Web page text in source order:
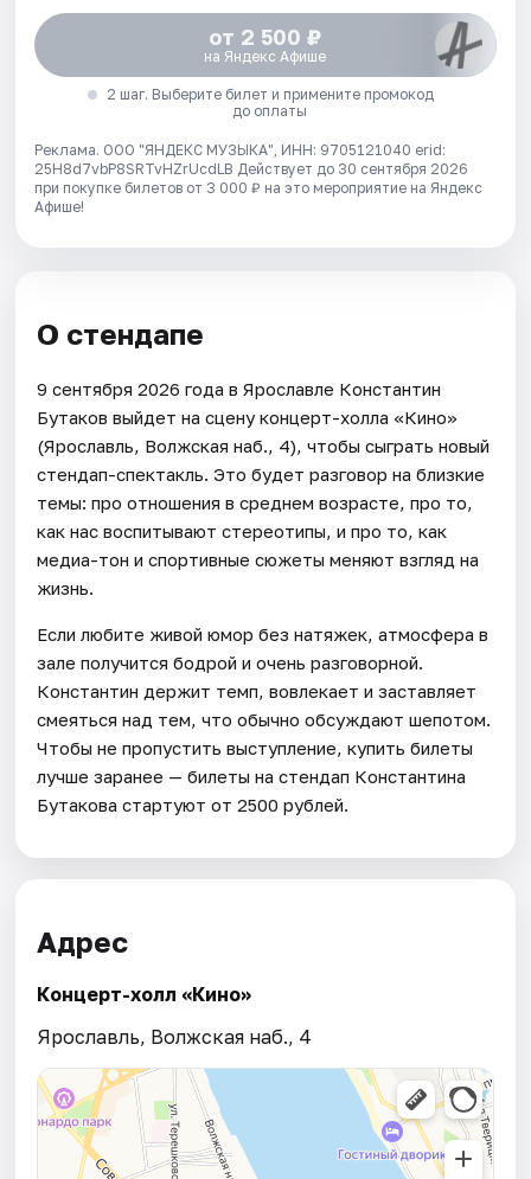
от 2 500 ₽
на Яндекс Афише
2 шаг. Выберите билет и примените промокод
до оплаты
Реклама. ООО "ЯНДЕКС МУЗЫКА", ИНН: 9705121040 erid:
25H8d7vbP8SRTvHZrUcdLB Действует до 30 сентября 2026
при покупке билетов от 3 000 ₽ на это мероприятие на Яндекс
Афише!
О стендапе
9 сентября 2026 года в Ярославле Константин
Бутаков выйдет на сцену концерт-холла «Кино»
(Ярославль, Волжская наб., 4), чтобы сыграть новый
стендап-спектакль. Это будет разговор на близкие
темы: про отношения в среднем возрасте, про то,
как нас воспитывают стереотипы, и про то, как
медиа-тон и спортивные сюжеты меняют взгляд на
жизнь.
Если любите живой юмор без натяжек, атмосфера в
зале получится бодрой и очень разговорной.
Константин держит темп, вовлекает и заставляет
смеяться над тем, что обычно обсуждают шепотом.
Чтобы не пропустить выступление, купить билеты
лучше заранее — билеты на стендап Константина
Бутакова стартуют от 2500 рублей.
Адрес
Концерт-холл «Кино»
Ярославль, Волжская наб., 4